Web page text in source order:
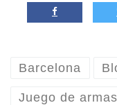
Barcelona
Juego de armas